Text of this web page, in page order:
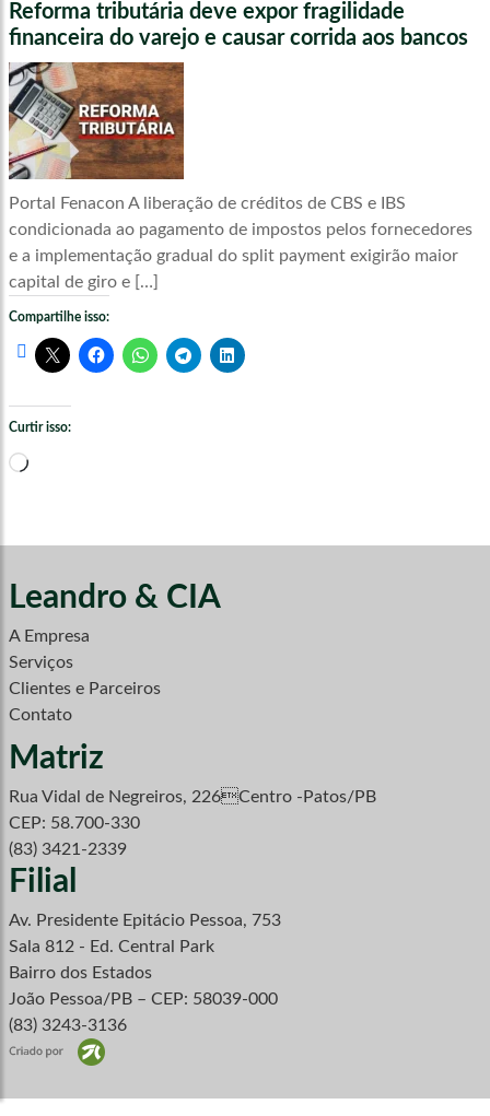
Reforma tributária deve expor fragilidade
financeira do varejo e causar corrida aos bancos
Portal Fenacon A liberação de créditos de CBS e IBS
condicionada ao pagamento de impostos pelos fornecedores
e a implementação gradual do split payment exigirão maior
capital de giro e […]
Compartilhe isso:
Curtir isso:
Carregando...
Leandro & CIA
A Empresa
Serviços
Clientes e Parceiros
Contato
Matriz
Rua Vidal de Negreiros, 226Centro -Patos/PB
CEP: 58.700-330
(83) 3421-2339
Filial
Av. Presidente Epitácio Pessoa, 753
Sala 812 - Ed. Central Park
Bairro dos Estados
João Pessoa/PB – CEP: 58039-000
(83) 3243-3136